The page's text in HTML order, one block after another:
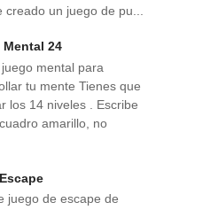
un juego de pu...
24
mental para
tu mente Tienes que
los 14 niveles . Escribe
amarillo, no
juego de escape de